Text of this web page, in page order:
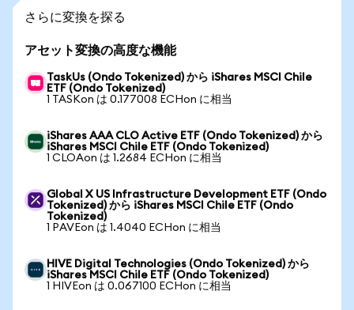
さらに変換を探る
アセット変換の高度な機能
TaskUs (Ondo Tokenized) から iShares MSCI Chile
ETF (Ondo Tokenized)
1 TASKon は 0.177008 ECHon に相当
iShares AAA CLO Active ETF (Ondo Tokenized) から
iShares MSCI Chile ETF (Ondo Tokenized)
1 CLOAon は 1.2684 ECHon に相当
Global X US Infrastructure Development ETF (Ondo
Tokenized) から iShares MSCI Chile ETF (Ondo
Tokenized)
1 PAVEon は 1.4040 ECHon に相当
HIVE Digital Technologies (Ondo Tokenized) から
iShares MSCI Chile ETF (Ondo Tokenized)
1 HIVEon は 0.067100 ECHon に相当